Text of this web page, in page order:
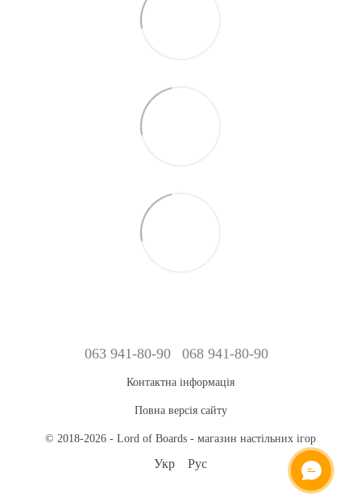
063 941-80-90 068 941-80-90
Контактна інформація
Повна версія сайту
© 2018-2026 - Lord of Boards - магазин настільних ігор
Укр Рус